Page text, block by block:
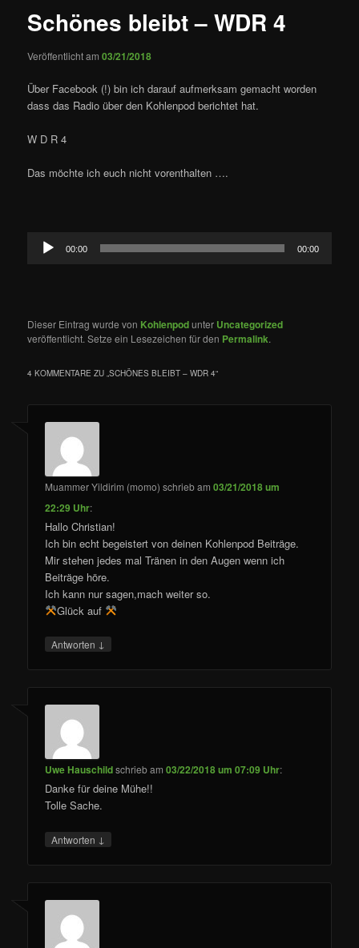
Schönes bleibt – WDR 4
Veröffentlicht am03/21/2018
Über Facebook (!) bin ich darauf aufmerksam gemacht worden
dass das Radio über den Kohlenpod berichtet hat.
W D R 4
Das möchte ich euch nicht vorenthalten ….
Audio-
Player
00:00 00:00
Dieser Eintrag wurde von Kohlenpodunter Uncategorized
veröffentlicht. Setze ein Lesezeichen für den Permalink.
4 KOMMENTARE ZU „SCHÖNES BLEIBT – WDR 4“
Muammer Yildirim (momo) schriebam03/21/2018 um
22:29 Uhr:
Hallo Christian!
Ich bin echt begeistert von deinen Kohlenpod Beiträge.
Mir stehen jedes mal Tränen in den Augen wenn ich
Beiträge höre.
Ich kann nur sagen,mach weiter so.
Glück auf
Antworten ↓
Uwe Hauschildschriebam03/22/2018 um 07:09 Uhr:
Danke für deine Mühe!!
Tolle Sache.
Antworten ↓